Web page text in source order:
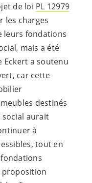
de loi PL 12979
les charges
leurs fondations
mais a été
Eckert a soutenu
car cette
destinés
aurait
à
tout en
proposition